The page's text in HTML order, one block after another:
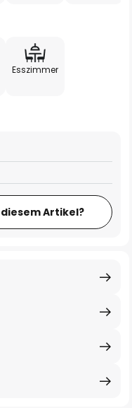
Esszimmer
diesem Artikel?